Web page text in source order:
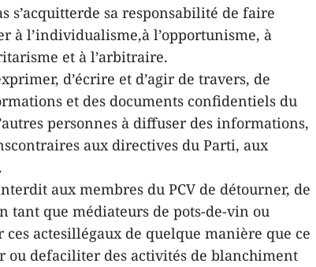
s’acquitterde sa responsabilité de faire
à l’individualisme,à l’opportunisme, à
et à l’arbitraire.
d’écrire et d’agir de travers, de
et des documents confidentiels du
personnes à diffuser des informations,
aux directives du Parti, aux
aux membres du PCV de détourner, de
tant que médiateurs de pots-de-vin ou
ces actesillégaux de quelque manière que ce
ou defaciliter des activités de blanchiment